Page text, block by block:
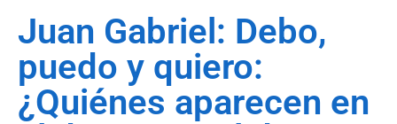
Juan Gabriel: Debo,
puedo y quiero:
¿Quiénes aparecen en